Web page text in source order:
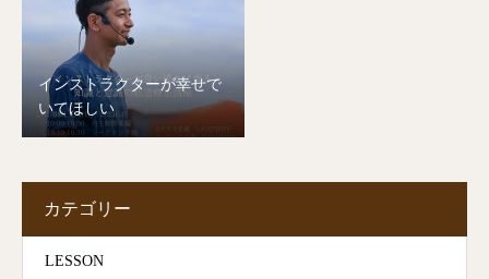
インストラクターが幸せで
いてほしい
カテゴリー
LESSON